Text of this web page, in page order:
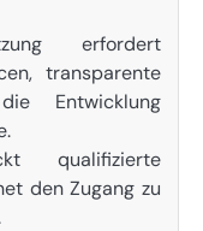
erfordert
transparente
Entwicklung
qualifizierte
den Zugang zu